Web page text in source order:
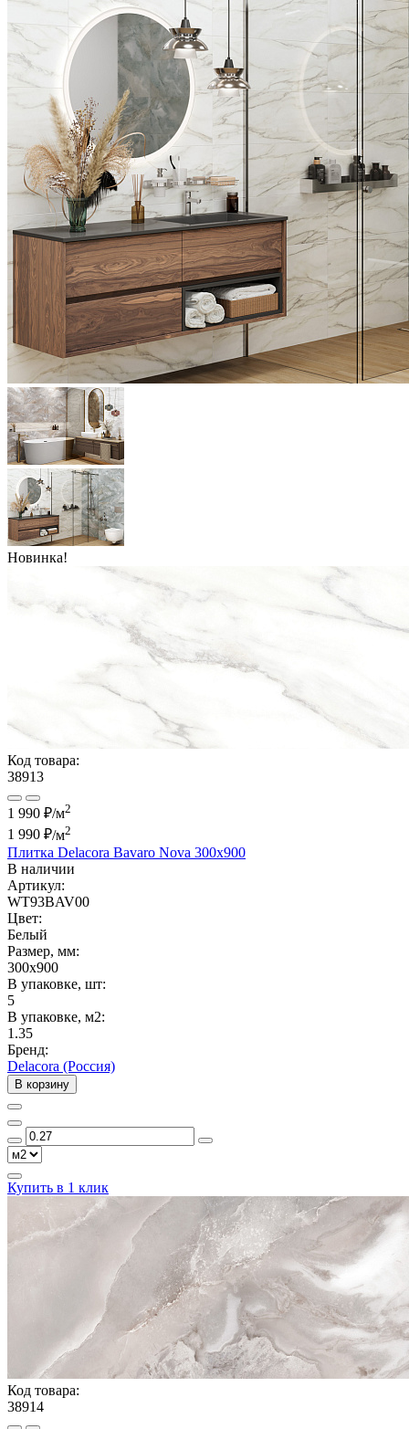
Новинка!
Код товара:
38913
1 990 ₽/м2
1 990 ₽/м2
Плитка Delacora Bavaro Nova 300x900
В наличии
Артикул:
WT93BAV00
Цвет:
Белый
Размер, мм:
300x900
В упаковке, шт:
5
В упаковке, м2:
1.35
Бренд:
Delacora (Россия)
В корзину
Купить в 1 клик
Код товара:
38914